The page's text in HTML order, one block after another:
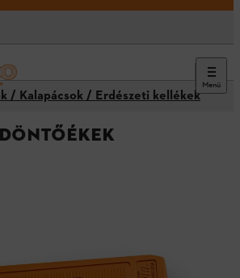
Menü
/ Kalapácsok / Erdészeti kellékek